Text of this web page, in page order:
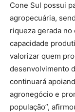
Cone Sul possui
agropecuária,
riqueza gerada no
capacidade
valorizar quem
desenvolvimento
continuará
agronegócio e
população”,